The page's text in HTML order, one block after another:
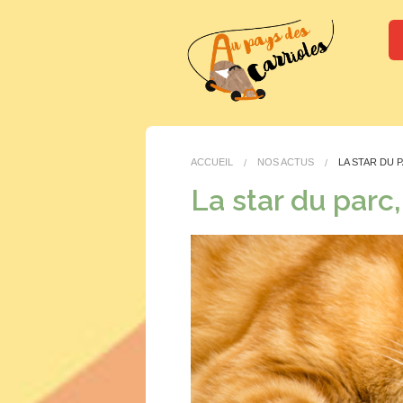
ACCUEIL NOS ACTUS LA STAR DU
La star du